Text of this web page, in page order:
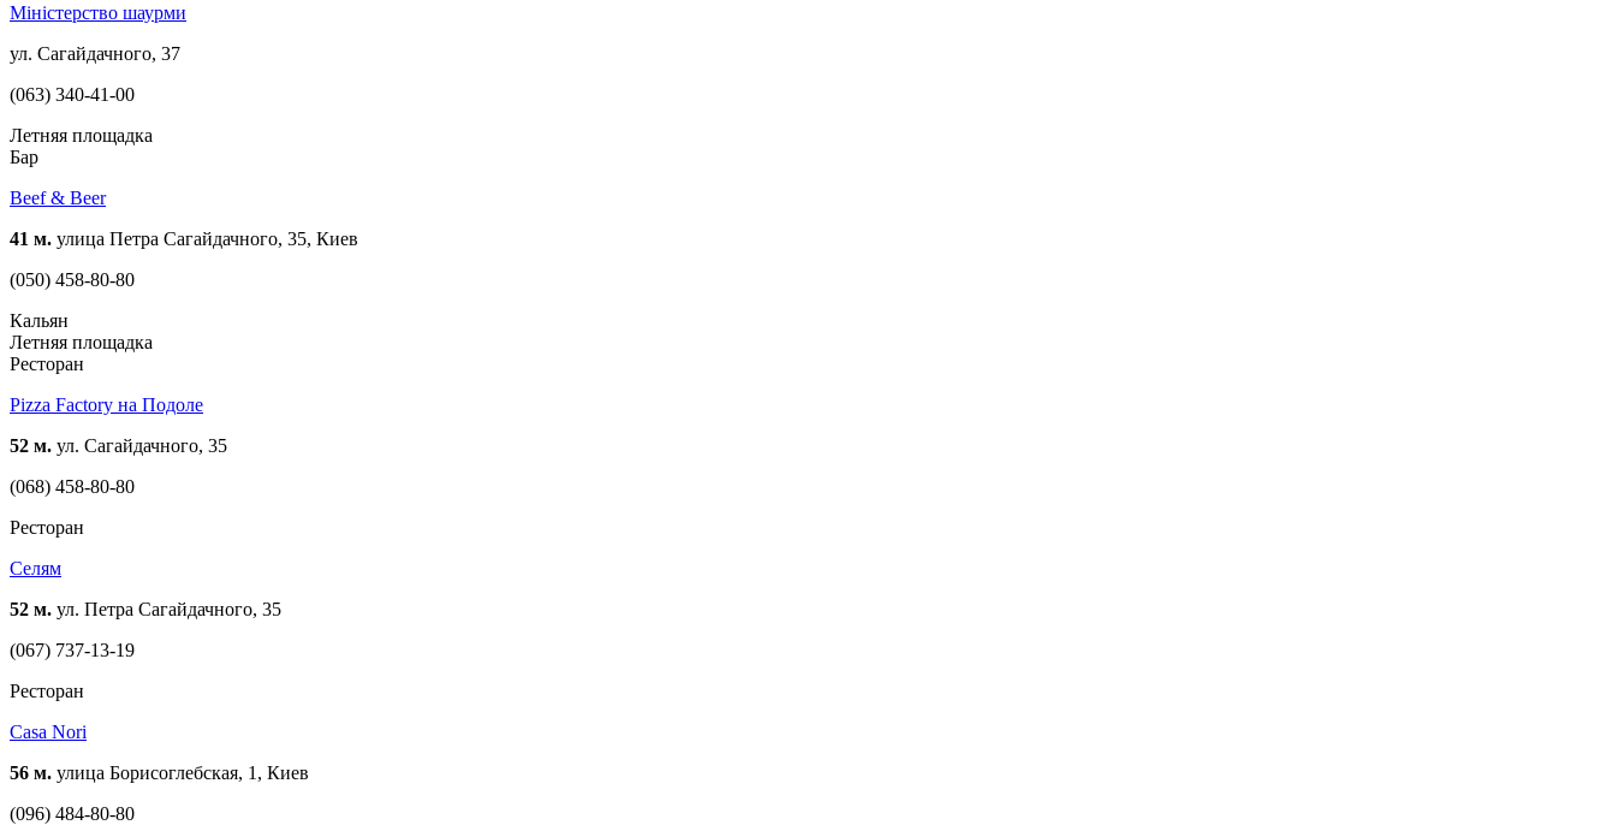
Міністерство шаурми
ул. Сагайдачного, 37
(063) 340-41-00
Летняя площадка
Бар
Beef & Beer
41 м. улица Петра Сагайдачного, 35, Киев
(050) 458-80-80
Кальян
Летняя площадка
Ресторан
Pizza Factory на Подоле
52 м. ул. Сагайдачного, 35
(068) 458-80-80
Ресторан
Селям
52 м. ул. Петра Сагайдачного, 35
(067) 737-13-19
Ресторан
Casa Nori
56 м. улица Борисоглебская, 1, Киев
(096) 484-80-80